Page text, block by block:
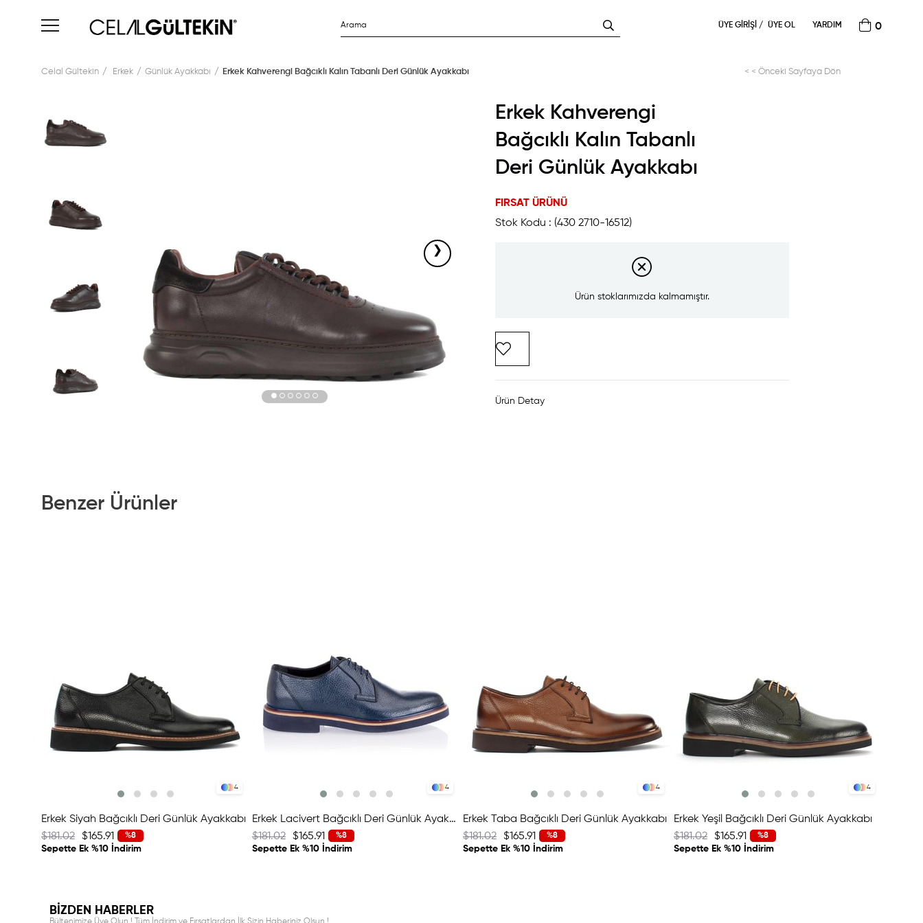
0
YARDIM
ÜYE GIRIŞI ÜYE OL
Celal Gültekin Erkek Günlük Ayakkabı Erkek Kahverengi Bağcıklı Kalın Tabanlı Deri Günlük Ayakkabı < < Önceki Sayfaya Dön
›
Erkek Kahverengi
Bağcıklı Kalın Tabanlı
Deri Günlük Ayakkabı
FIRSAT ÜRÜNÜ
Stok Kodu
(430 2710-16512)
Ürün stoklarımızda kalmamıştır.
Ürün Detay
Benzer Ürünler
4
Erkek Siyah Bağcıklı Deri Günlük Ayakkabı
%8
$165.91
$181.02
Sepette Ek %10 İndirim
4
Erkek Lacivert Bağcıklı Deri Günlük Ayakkabı
%8
$165.91
$181.02
Sepette Ek %10 İndirim
4
Erkek Taba Bağcıklı Deri Günlük Ayakkabı
%8
$165.91
$181.02
Sepette Ek %10 İndirim
4
Erkek Yeşil Bağcıklı Deri Günlük Ayakkabı
%8
$165.91
$181.02
Sepette Ek %10 İndirim
BİZDEN HABERLER